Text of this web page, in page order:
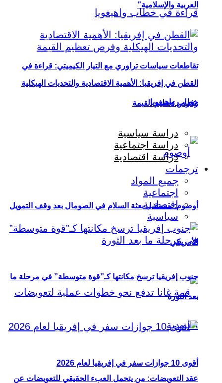
تقاطعات سياسات تراوري مع التيار الكيميتي: قراءة في
خطاب واهيغويا
أوصوم: مستقبل بعثة السلام في الصومال بعد وقف التمويل
الأمريكي
عقد التعويضات: من يتحمل العبء الحقيقي للتعويضات عن
العربية والإسلامية”
القطن في إفريقيا: الأهمية الاقتصادية والتحديات الهيكلية
وفرص تعظيم القيمة
دراسة سياسية
دراسة اجتماعية
دراسة اقتصادية
ترجمات
جميع المواد
اجتماعية
اقتصادية
سياسية
جنوب إفريقيا ترسخ مكانتها كـ”قوة متوسطة” في مرحلة ما
بعد الثورة
أقوى 10 جوازات سفر في إفريقيا لعام 2026